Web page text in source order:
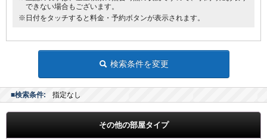
できない場合もございます。
※日付をタッチすると料金・予約ボタンが表示されます。
検索条件を変更
■検索条件: 指定なし
その他の部屋タイプ